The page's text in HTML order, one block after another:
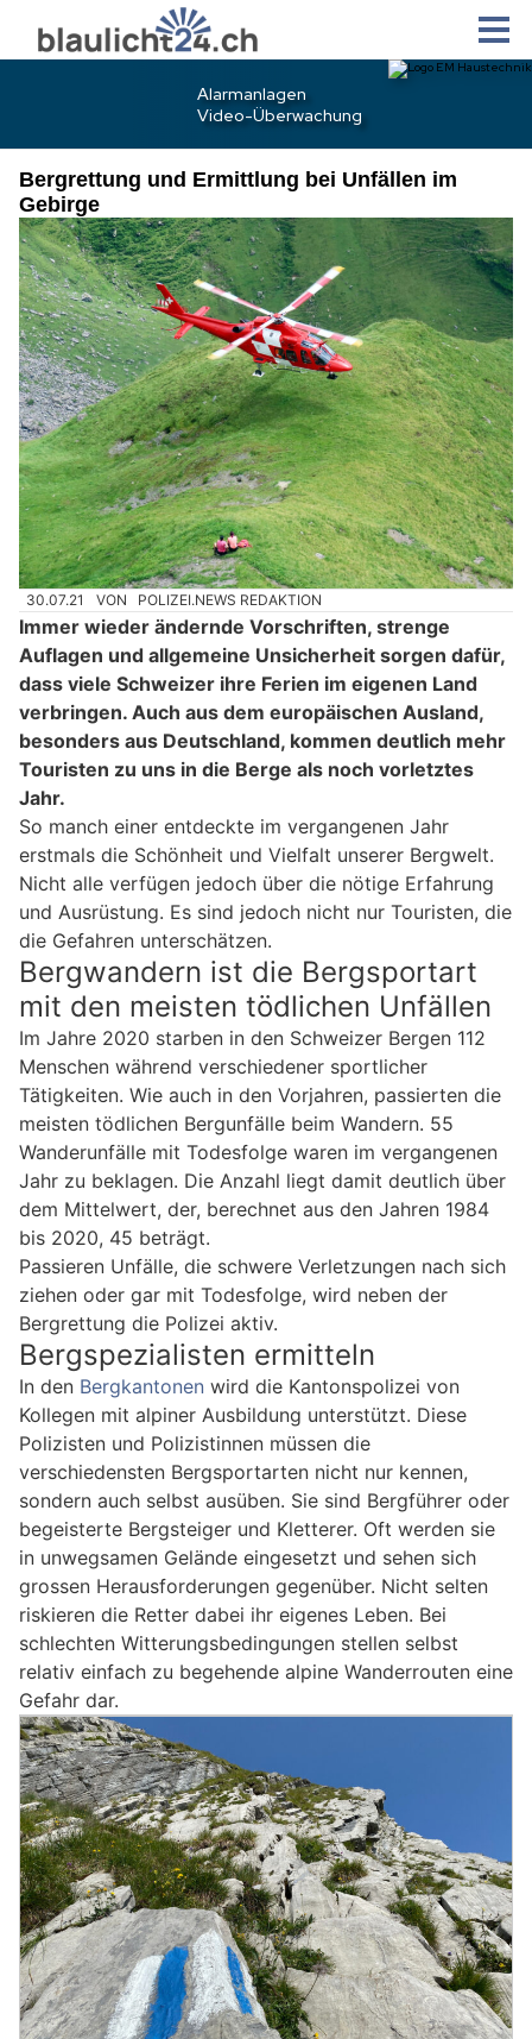
Bergrettung und Ermittlung bei Unfällen im
Gebirge
30.07.21 VON POLIZEI.NEWS REDAKTION
Immer wieder ändernde Vorschriften, strenge
Auflagen und allgemeine Unsicherheit sorgen dafür,
dass viele Schweizer ihre Ferien im eigenen Land
verbringen. Auch aus dem europäischen Ausland,
besonders aus Deutschland, kommen deutlich mehr
Touristen zu uns in die Berge als noch vorletztes
Jahr.
So manch einer entdeckte im vergangenen Jahr
erstmals die Schönheit und Vielfalt unserer Bergwelt.
Nicht alle verfügen jedoch über die nötige Erfahrung
und Ausrüstung. Es sind jedoch nicht nur Touristen, die
die Gefahren unterschätzen.
Bergwandern ist die Bergsportart
mit den meisten tödlichen Unfällen
Im Jahre 2020 starben in den Schweizer Bergen 112
Menschen während verschiedener sportlicher
Tätigkeiten. Wie auch in den Vorjahren, passierten die
meisten tödlichen Bergunfälle beim Wandern. 55
Wanderunfälle mit Todesfolge waren im vergangenen
Jahr zu beklagen. Die Anzahl liegt damit deutlich über
dem Mittelwert, der, berechnet aus den Jahren 1984
bis 2020, 45 beträgt.
Passieren Unfälle, die schwere Verletzungen nach sich
ziehen oder gar mit Todesfolge, wird neben der
Bergrettung die Polizei aktiv.
Bergspezialisten ermitteln
In den Bergkantonen wird die Kantonspolizei von
Kollegen mit alpiner Ausbildung unterstützt. Diese
Polizisten und Polizistinnen müssen die
verschiedensten Bergsportarten nicht nur kennen,
sondern auch selbst ausüben. Sie sind Bergführer oder
begeisterte Bergsteiger und Kletterer. Oft werden sie
in unwegsamen Gelände eingesetzt und sehen sich
grossen Herausforderungen gegenüber. Nicht selten
riskieren die Retter dabei ihr eigenes Leben. Bei
schlechten Witterungsbedingungen stellen selbst
relativ einfach zu begehende alpine Wanderrouten eine
Gefahr dar.